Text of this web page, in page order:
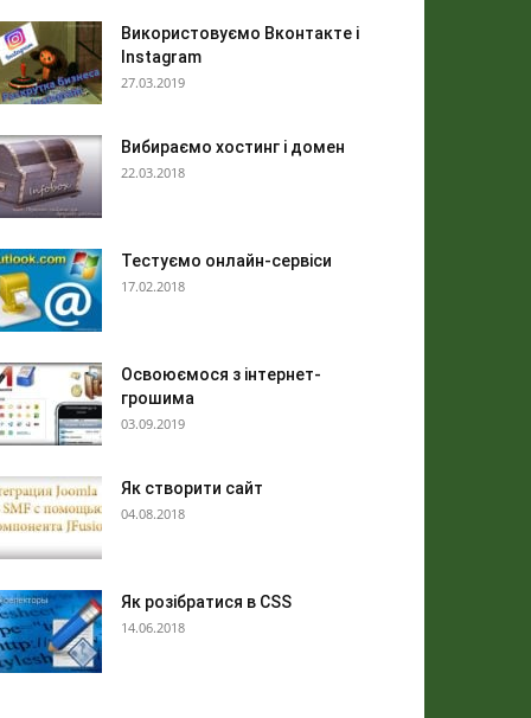
Використовуємо Вконтакте і
Instagram
27.03.2019
Вибираємо хостинг і домен
22.03.2018
Тестуємо онлайн-сервіси
17.02.2018
Освоюємося з інтернет-
грошима
03.09.2019
Як створити сайт
04.08.2018
Як розібратися в CSS
14.06.2018